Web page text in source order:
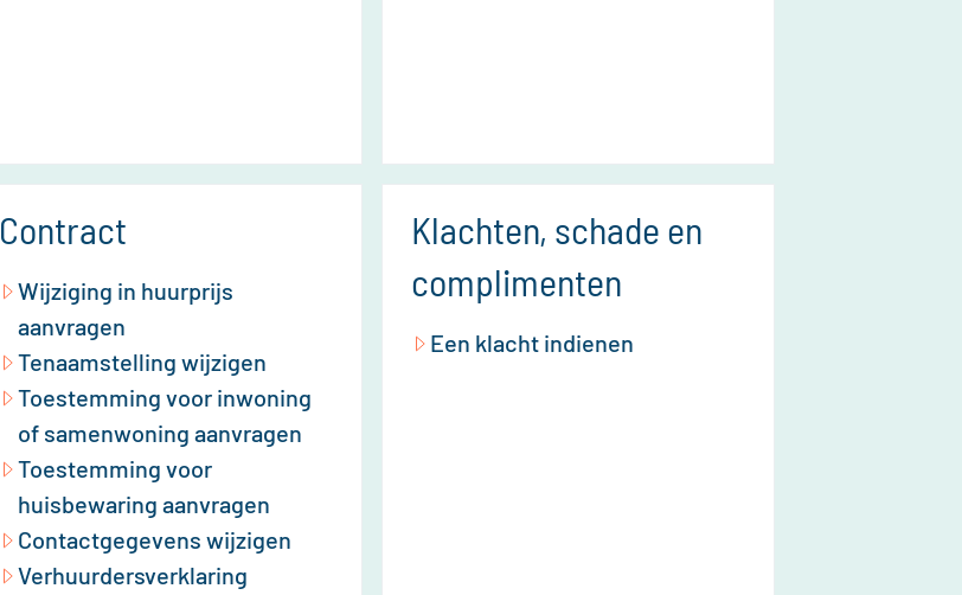
Contract
Wijziging in huurprijs
aanvragen
Tenaamstelling wijzigen
Toestemming voor inwoning
of samenwoning aanvragen
Toestemming voor
huisbewaring aanvragen
Contactgegevens wijzigen
Verhuurdersverklaring
Klachten, schade en
complimenten
Een klacht indienen